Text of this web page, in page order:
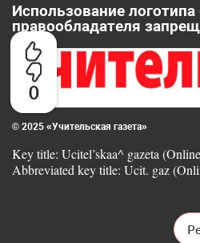
0
Использование логотипа
правообладателя
© 2025 «Учительская газета»
Key title: Ucitel’skaa^ gazeta
Abbreviated key title: Ucit. gaz